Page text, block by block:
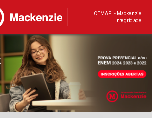
CEMAPI - Mackenzie
Integridade